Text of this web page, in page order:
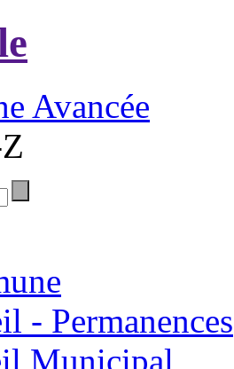
Avancée
- Permanences
Municipal